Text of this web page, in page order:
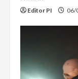
Editor PI 06/